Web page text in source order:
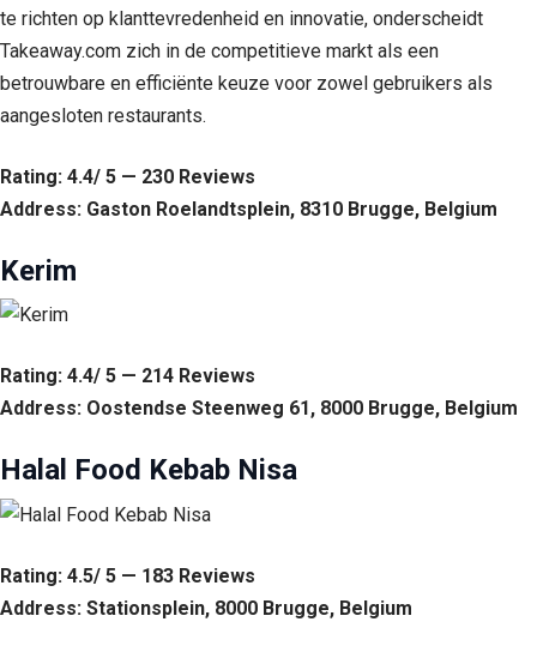
te richten op klanttevredenheid en innovatie, onderscheidt
Takeaway.com zich in de competitieve markt als een
betrouwbare en efficiënte keuze voor zowel gebruikers als
aangesloten restaurants.
Rating: 4.4/ 5 — 230 Reviews
Address: Gaston Roelandtsplein, 8310 Brugge, Belgium
Kerim
Rating: 4.4/ 5 — 214 Reviews
Address: Oostendse Steenweg 61, 8000 Brugge, Belgium
Halal Food Kebab Nisa
Rating: 4.5/ 5 — 183 Reviews
Address: Stationsplein, 8000 Brugge, Belgium